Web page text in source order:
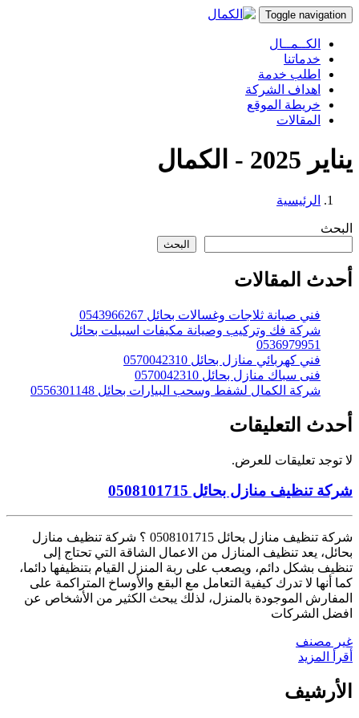
Toggle navigation
الكــمــال
خدماتنا
اطلب خدمة
اهداف الشركة
خريطة الموقع
المقالات
يناير 2025 - الكمال
الرئيسية
البحث
البحث
أحدث المقالات
فني صيانة ثلاجات وغسالات بحائل 0543966267
شركة فك وتركيب وصيانة مكيفات اسبيلت بحائل
0536979951
فني كهربائي منازل بحائل 0570042310
فنى سباك منازل بحائل 0570042310
شركة الكمال لشفط وسحب البيارات بحائل 0556301148
أحدث التعليقات
لا توجد تعليقات للعرض.
شركة تنظيف منازل بحائل 0508101715
شركة تنظيف منازل بحائل 0508101715 ؟ شركة تنظيف منازل
بحائل، يعد تنظيف المنازل من الاعمال الشاقة التي تحتاج إلى
تنظيف بشكل دائم، ويصعب على ربة المنزل القيام بتنظيفها دائما،
كما أنها لا تدرك كيفية التعامل مع البقع والأوساخ المتراكمة على
المفارش الموجودة بالمنزل، لذلك يبحث الكثير من الأشخاص عن
افضل الشركات
غير مصنف
أقرأ المزيد
الأرشيف